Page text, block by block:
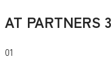
AT PARTNERS
01